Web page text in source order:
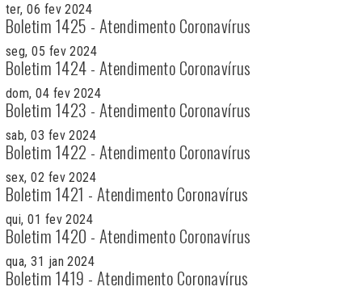
ter, 06 fev 2024
Boletim 1425 - Atendimento Coronavírus
seg, 05 fev 2024
Boletim 1424 - Atendimento Coronavírus
dom, 04 fev 2024
Boletim 1423 - Atendimento Coronavírus
sab, 03 fev 2024
Boletim 1422 - Atendimento Coronavírus
sex, 02 fev 2024
Boletim 1421 - Atendimento Coronavírus
qui, 01 fev 2024
Boletim 1420 - Atendimento Coronavírus
qua, 31 jan 2024
Boletim 1419 - Atendimento Coronavírus